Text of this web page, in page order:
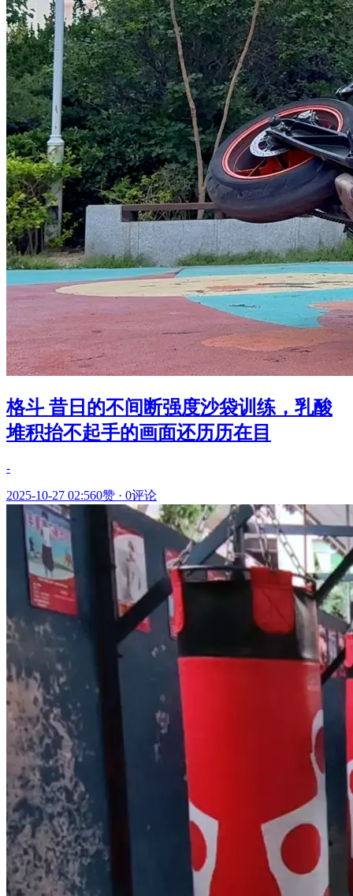
格斗 昔日的不间断强度沙袋训练，乳酸
堆积抬不起手的画面还历历在目
-
2025-10-27 02:560赞 · 0评论